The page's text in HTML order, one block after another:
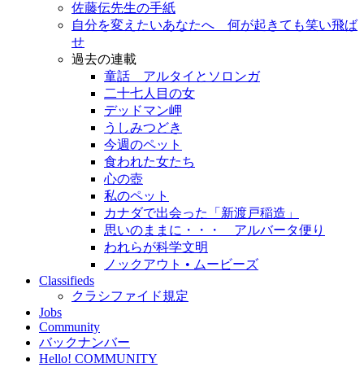
佐藤伝先生の手紙
自分を変えたいあなたへ 何が起きても笑い飛ば
せ
過去の連載
童話 アルタイとソロンガ
二十七人目の女
デッドマン岬
うしみつどき
今週のペット
食われた女たち
心の壺
私のペット
カナダで出会った「新渡戸稲造」
思いのままに・・・ アルバータ便り
われらが科学文明
ノックアウト • ムービーズ
Classifieds
クラシファイド規定
Jobs
Community
バックナンバー
Hello! COMMUNITY